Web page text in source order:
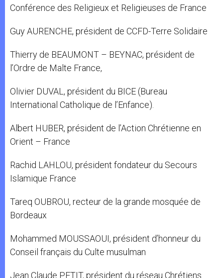
Conférence des Religieux et Religieuses de France
Guy AURENCHE, président de CCFD-Terre Solidaire
Thierry de BEAUMONT – BEYNAC, président de
l’Ordre de Malte France,
Olivier DUVAL, président du BICE (Bureau
International Catholique de l’Enfance).
Albert HUBER, président de l’Action Chrétienne en
Orient – France
Rachid LAHLOU, président fondateur du Secours
Islamique France
Tareq OUBROU, recteur de la grande mosquée de
Bordeaux
Mohammed MOUSSAOUI, président d’honneur du
Conseil français du Culte musulman
Jean Claude PETIT, président du réseau Chrétiens